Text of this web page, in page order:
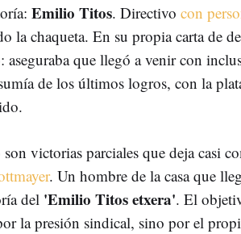
Emilio Titos. Directivo con
la chaqueta. En su propia carta de
aseguraba que llegó a venir con
de los últimos logros, con la
victorias parciales que deja casi
. Un hombre de la casa que
del 'Emilio Titos etxera'. El
la presión sindical, sino por el